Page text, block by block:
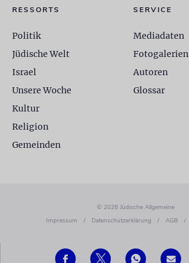
RESSORTS
Politik
Jüdische Welt
Israel
Unsere Woche
Kultur
Religion
Gemeinden
SERVICE
Mediadaten
Fotogalerien
Autoren
Glossar
© 2026 Jüdische Allgemeine
Impressum
/ Datenschutzerklärung / AGB /